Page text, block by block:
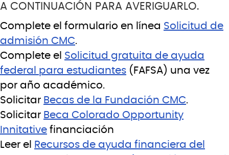
A CONTINUACIÓN PARA AVERIGUARLO.
Complete el formulario en línea Solicitud de
admisión CMC.
Complete el Solicitud gratuita de ayuda
federal para estudiantes (FAFSA) una vez
por año académico.
Solicitar Becas de la Fundación CMC.
Solicitar Beca Colorado Opportunity
Innitative financiación
Leer el
Recursos de ayuda financiera del